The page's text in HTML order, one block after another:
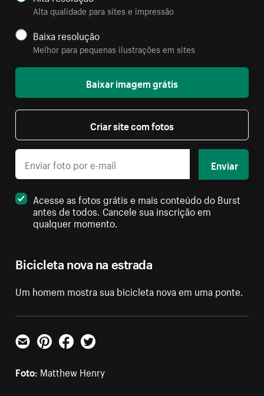
Bicicleta nova na estrada
Um homem mostra sua bicicleta nova em uma ponte.
Alta qualidade para sites e impressão
Baixa resolução
Melhor para pequenas ilustrações em sites
Baixar imagem grátis
Criar site com fotos
Enviar
Acesse as fotos grátis e mais conteúdo do Burst
antes de todos. Cancele sua inscrição em
qualquer momento.
E-mailPinterestFacebookTwitter
Foto: Matthew Henry